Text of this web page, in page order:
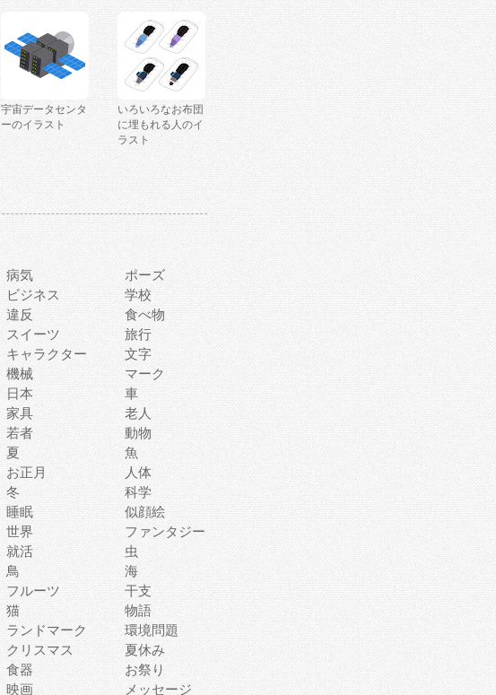
宇宙データセンタ
ーのイラスト
いろいろなお布団
に埋もれる人のイ
ラスト
病気
ポーズ
ビジネス
学校
違反
食べ物
スイーツ
旅行
キャラクター
文字
機械
マーク
日本
車
家具
老人
若者
動物
夏
魚
お正月
人体
冬
科学
睡眠
似顔絵
世界
ファンタジー
就活
虫
鳥
海
フルーツ
干支
猫
物語
ランドマーク
環境問題
クリスマス
夏休み
食器
お祭り
映画 メッセージ